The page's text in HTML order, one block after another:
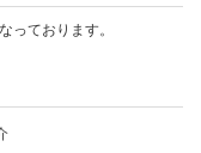
っております。